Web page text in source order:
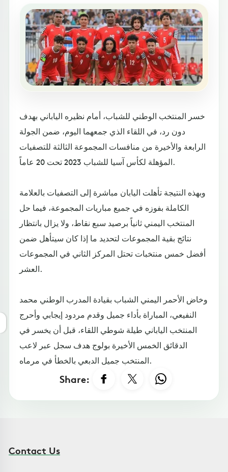
خسر المنتخب الوطني للشباب، أمام نظيره الياباني بهدف
دون رد، في اللقاء الذي جمعهما اليوم، ضمن الجولة
الرابعة والأخيرة من منافسات المجموعة الثالثة للتصفيات
المؤهلة لكأس آسيا للشباب 2023 تحت 20 عاماً.
وبهذه النتيجة تأهلت اليابان مباشرة إلى التصفيات بالعلامة
الكاملة بفوزه في جميع مباريات المجموعة، فيما حل
المنتخب اليمني ثانياً برصيد سبع نقاط، ولا يزال بانتظار
نتائج بقية المجموعات لتحديد ما إذا كان سيتأهل ضمن
أفضل خمس منتخبات تحتل المركز الثاني في المجموعات
العشر.
وخاض الأحمر اليمني الشباب بقيادة المدرب الوطني محمد
النفيعي، المباراة بأداء جميل وقدم مردود إيجابي وأحرج
المنتخب الياباني طيلة شوطي اللقاء، قبل أن يخسر في
الدقائق الخمس الأخيرة بولوج هدف سجل عبر لاعب
المنتخب جميل الدبعي بالخطأ في مرماه.
Share:
Contact Us